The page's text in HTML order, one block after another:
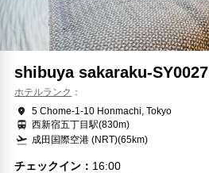
shibuya sakaraku-SY0027
ホテルランク
5 Chome-1-10 Honmachi, Tokyo
西新宿五丁目駅(830m)
成田国際空港 (NRT)(65km)
チェックイン
16:00